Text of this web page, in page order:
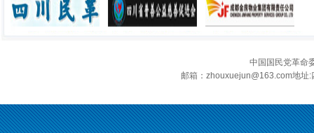
中国国民党革命
邮箱：zhouxuejun@163.com地址